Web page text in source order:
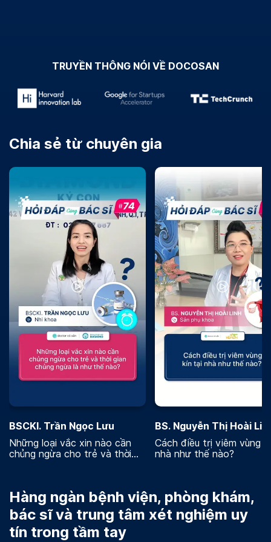
TRUYỀN THÔNG NÓI VỀ DOCOSAN
Chia sẻ từ chuyên gia
BSCKI. Trần Ngọc Lưu
Những loại vắc xin nào cần
chủng ngừa cho trẻ và thời
BS. Nguyễn Thị Hoài
Cách điều trị viêm vùng
nhà như thế nào?
Hàng ngàn bệnh viện, phòng khám,
bác sĩ và trung tâm xét nghiệm uy
tín trong tầm tay